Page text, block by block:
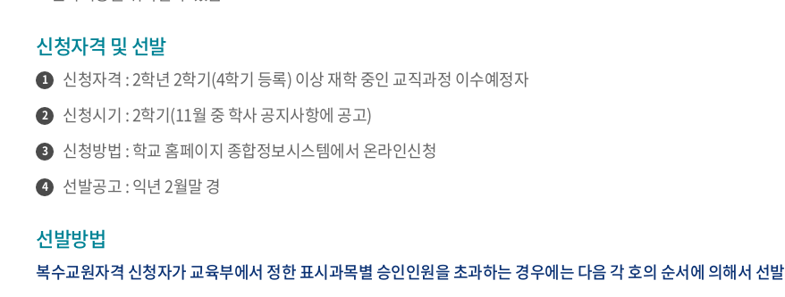
신청자격 및 선발
1 신청자격 : 2학년 2학기(4학기 등록) 이상 재학 중인 교직과정 이수예정자
2 신청시기 : 2학기(11월 중 학사 공지사항에 공고)
3 신청방법 : 학교 홈페이지 종합정보시스템에서 온라인신청
4 선발공고 : 익년 2월말 경
선발방법
복수교원자격 신청자가 교육부에서 정한 표시과목별 승인인원을 초과하는 경우에는 다음 각 호의 순서에 의해서 선발